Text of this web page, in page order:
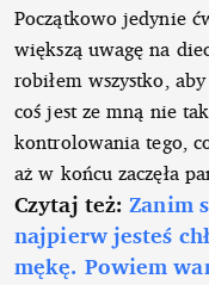
Początkowo jedynie
większą uwagę na
robiłem wszystko,
coś jest ze mną nie
kontrolowania tego,
aż w końcu zaczęła
Czytaj też:Zanim
najpierw jesteś
mękę. Powiem